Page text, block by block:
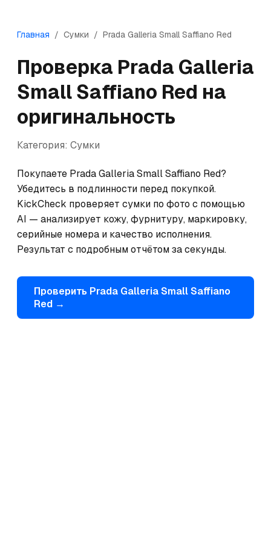
Главная / Сумки / Prada Galleria Small Saffiano Red
Проверка Prada Galleria
Small Saffiano Red на
оригинальность
Категория: Сумки
Покупаете Prada Galleria Small Saffiano Red?
Убедитесь в подлинности перед покупкой.
KickCheck проверяет сумки по фото с помощью
AI — анализирует кожу, фурнитуру, маркировку,
серийные номера и качество исполнения.
Результат с подробным отчётом за секунды.
Проверить Prada Galleria Small Saffiano
Red →